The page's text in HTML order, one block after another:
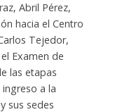
Abril Pérez,
hacia el Centro
Tejedor,
Examen de
las etapas
a la
sus sedes